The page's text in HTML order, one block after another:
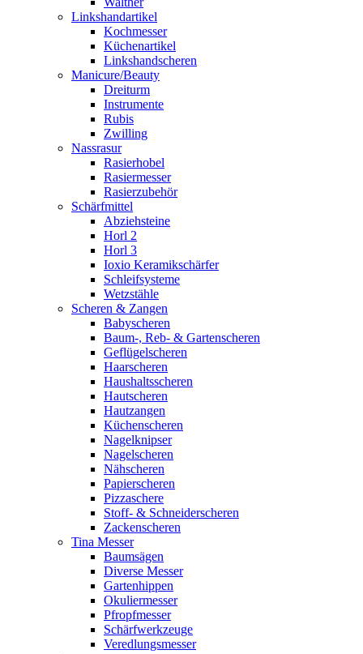
Linkshandartikel
Kochmesser
Küchenartikel
Linkshandscheren
Manicure/Beauty
Dreiturm
Instrumente
Rubis
Zwilling
Nassrasur
Rasierhobel
Rasiermesser
Rasierzubehör
Schärfmittel
Abziehsteine
Horl 2
Horl 3
Ioxio Keramikschärfer
Schleifsysteme
Wetzstähle
Scheren & Zangen
Babyscheren
Baum-, Reb- & Gartenscheren
Geflügelscheren
Haarscheren
Haushaltsscheren
Hautscheren
Hautzangen
Küchenscheren
Nagelknipser
Nagelscheren
Nähscheren
Papierscheren
Pizzaschere
Stoff- & Schneiderscheren
Zackenscheren
Tina Messer
Baumsägen
Diverse Messer
Gartenhippen
Okuliermesser
Pfropfmesser
Schärfwerkzeuge
Veredlungsmesser